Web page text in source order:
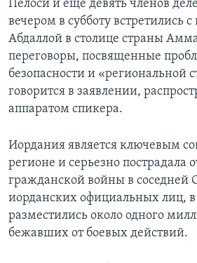
Пелоси и еще девять членов
вечером в субботу встретились
Абдаллой в столице страны
переговоры, посвященные
безопасности и «региональной
говорится в заявлении,
аппаратом спикера.
Иордания является ключевым
регионе и серьезно пострадала
гражданской войны в соседней
иорданских официальных лиц, в
разместились около одного
бежавших от боевых действий.